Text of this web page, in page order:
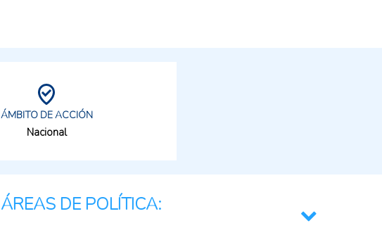
ÁMBITO DE ACCIÓN
Nacional
ÁREAS DE POLÍTICA: